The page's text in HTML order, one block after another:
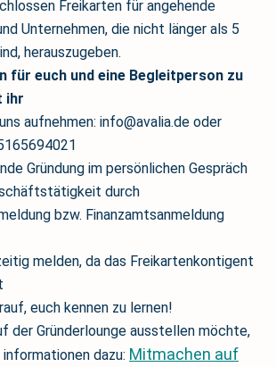
Freikarten für angehende
Unternehmen, die nicht länger als 5
herauszugeben.
für euch und eine Begleitperson zu
ihr
aufnehmen: info@avalia.de oder
Gründung im persönlichen Gespräch
durch
bzw. Finanzamtsanmeldung
melden, da das Freikartenkontigent
euch kennen zu lernen!
der Gründerlounge ausstellen möchte,
dazu: Mitmachen auf